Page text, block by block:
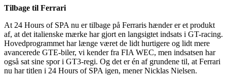
Tilbage til Ferrari
At 24 Hours of SPA nu er tilbage på Ferraris hænder er et produkt
af, at det italienske mærke har gjort en langsigtet indsats i GT-racing.
Hovedprogrammet har længe været de lidt hurtigere og lidt mere
avancerede GTE-biler, vi kender fra FIA WEC, men indsatsen har
også sat sine spor i GT3-regi. Og det er én af grundene til, at Ferrari
nu har titlen i 24 Hours of SPA igen, mener Nicklas Nielsen.